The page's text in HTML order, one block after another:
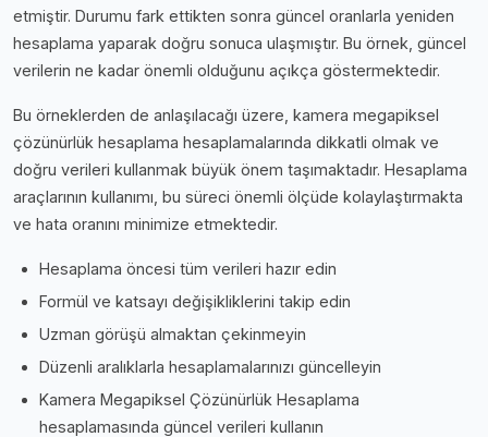
etmiştir. Durumu fark ettikten sonra güncel oranlarla yeniden
hesaplama yaparak doğru sonuca ulaşmıştır. Bu örnek, güncel
verilerin ne kadar önemli olduğunu açıkça göstermektedir.
Bu örneklerden de anlaşılacağı üzere, kamera megapiksel
çözünürlük hesaplama hesaplamalarında dikkatli olmak ve
doğru verileri kullanmak büyük önem taşımaktadır. Hesaplama
araçlarının kullanımı, bu süreci önemli ölçüde kolaylaştırmakta
ve hata oranını minimize etmektedir.
Hesaplama öncesi tüm verileri hazır edin
Formül ve katsayı değişikliklerini takip edin
Uzman görüşü almaktan çekinmeyin
Düzenli aralıklarla hesaplamalarınızı güncelleyin
Kamera Megapiksel Çözünürlük Hesaplama
hesaplamasında güncel verileri kullanın